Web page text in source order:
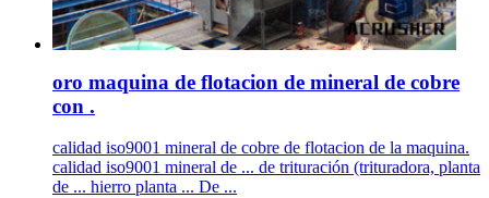
oro maquina de flotacion de mineral de cobre
con .
calidad iso9001 mineral de cobre de flotacion de la maquina.
calidad iso9001 mineral de ... de trituración (trituradora, planta
de ... hierro planta ... De ...